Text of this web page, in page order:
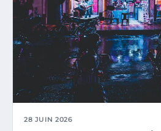
28 JUIN 2026